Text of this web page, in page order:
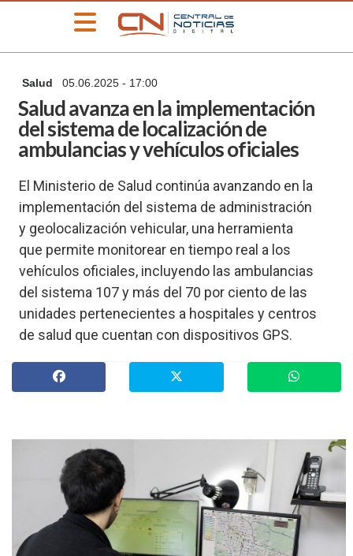
PORTADA
»
Deportes
Información
General
Locales
Nacionales
Policiales
»
Provinciales
Economía
Espectáculos
Salud 05.06.2025 - 17:00
Salud avanza en la implementación
del sistema de localización de
ambulancias y vehículos oficiales
El Ministerio de Salud continúa avanzando en la
implementación del sistema de administración
y geolocalización vehicular, una herramienta
que permite monitorear en tiempo real a los
vehículos oficiales, incluyendo las ambulancias
del sistema 107 y más del 70 por ciento de las
unidades pertenecientes a hospitales y centros
de salud que cuentan con dispositivos GPS.